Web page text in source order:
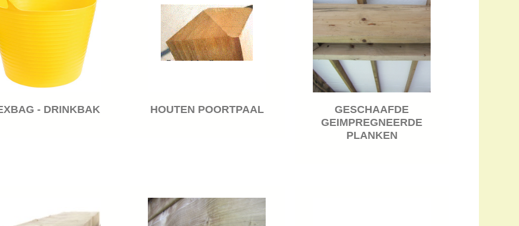
- DRINKBAK HOUTEN POORTPAAL
GESCHAAFDE
GEIMPREGNEERDE
PLANKEN